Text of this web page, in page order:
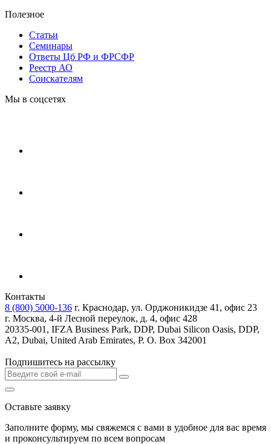
Полезное
Статьи
Cеминары
Ответы Цб РФ и ФРСФР
Реестр АО
Соискателям
Мы в соцсетях
Контакты
8 (800) 5000-136 г. Краснодар, ул. Орджоникидзе 41, офис 23
г. Москва, 4-й Лесной переулок, д. 4, офис 428
20335-001, IFZA Business Park, DDP, Dubai Silicon Oasis, DDP,
A2, Dubai, United Arab Emirates, P. O. Box 342001
Подпишитесь на рассылку
Оставьте заявку
Заполните форму, мы свяжемся с вами в удобное для вас время
и проконсультируем по всем вопросам